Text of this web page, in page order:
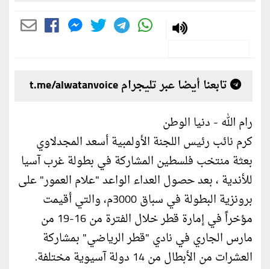
تابعنا أيضا عبر تليجرام t.me/alwatanvoice
رام الله - دنيا الوطن
كرم نائب رئيس اللجنة الأولمبية أسعد المجدلاوي
بعثة منتخب فلسطين المشاركة في بطولة غرب آسيا
للأندية ، بعد حصول العداء الواعد "علام العمور" على
برونزية البطولة في سباق 3000م، والتي أقيمت
مؤخراً في إمارة قطر خلال الفترة من 16-19 من
مارس الجاري في نادي "قطر الرياضي" بمشاركة
العشرات من الأبطال من 14 دولة آسيوية مختلفة.